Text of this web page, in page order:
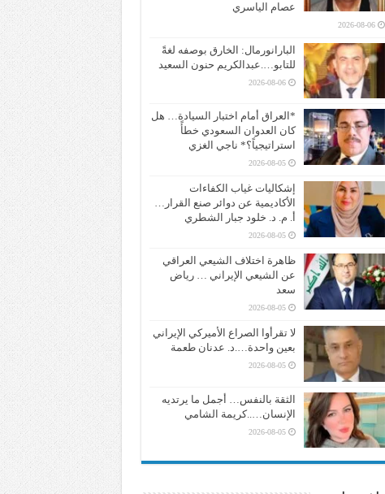
عصام الياسري
2026-08-06
البارانورمال: الخارق بوصفه لغةً
للتابو….عبدالكريم حنون السعيد
2026-08-06
*العراق أمام اختبار السيادة… هل
كان العدوان السعودي خطأً
استراتيجياً؟* ناجي الغزي
2026-08-05
إشكاليات غياب الكفاءات
الأكاديمية عن دوائر صنع القرار…
أ. م. د. خلود جبار الشطري
2026-08-05
ظاهرة اختلاف الشيعي العراقي
عن الشيعي الإيراني … رياض
سعد
2026-08-05
لا تقرأوا الصراع الأميركي الإيراني
بعين واحدة….د. عدنان طعمة
2026-08-05
الثقة بالنفس… أجمل ما يرتديه
الإنسان…..كريمة الشامي
2026-08-05